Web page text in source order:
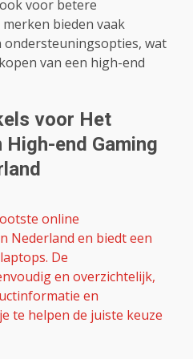
voor betere
bieden vaak
wat
van een high-end
voor Het
end Gaming
online
Nederland en biedt een
De
en overzichtelijk,
en
te helpen de juiste keuze